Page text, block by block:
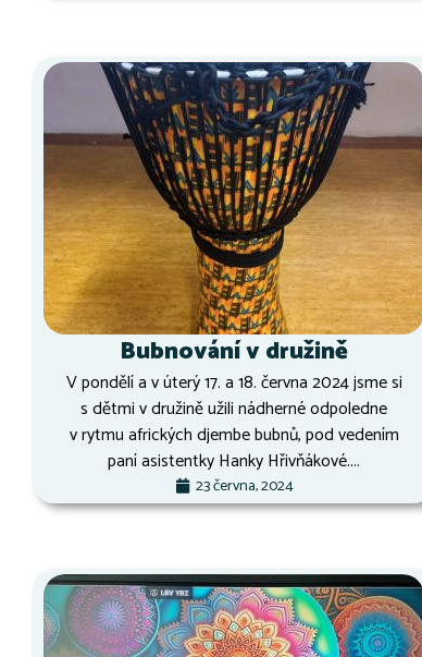
Bubnování v družině
V pondělí a v úterý 17. a 18. června 2024 jsme si
s dětmi v družině užili nádherné odpoledne
v rytmu afrických djembe bubnů, pod vedením
paní asistentky Hanky Hřivňákové....
23 června, 2024